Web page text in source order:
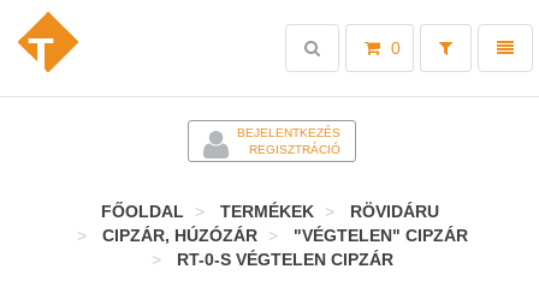
Toggle
0
Toggle
search
BEJELENTKEZÉS
REGISZTRÁCIÓ
FŐOLDAL TERMÉKEK
RÖVIDÁRU
CIPZÁR, HÚZÓZÁR
"VÉGTELEN" CIPZÁR
RT-0-S VÉGTELEN CIPZÁR